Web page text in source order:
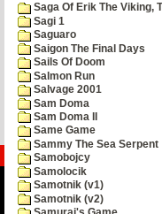
Saga Of Erik The Viking,
Sagi 1
Saguaro
Saigon The Final Days
Sails Of Doom
Salmon Run
Salvage 2001
Sam Doma
Sam Doma II
Same Game
Sammy The Sea Serpent
Samobojcy
Samolocik
Samotnik (v1)
Samotnik (v2)